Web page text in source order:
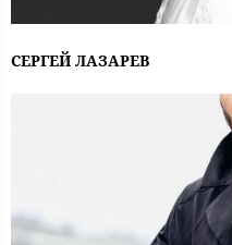
СЕРГЕЙ ЛАЗАРЕВ